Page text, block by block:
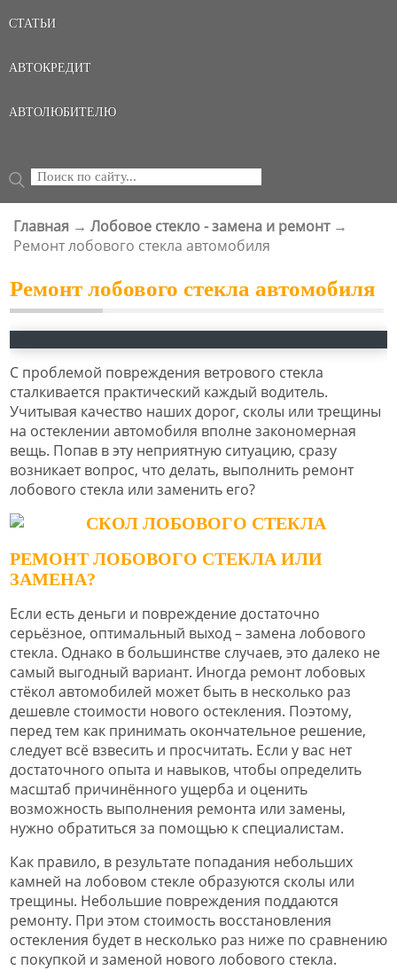
СТАТЬИ
АВТОКРЕДИТ
АВТОЛЮБИТЕЛЮ
ФОРМА ПОИСКА
Поиск
ВЫ ЗДЕСЬ
Главная → Лобовое стекло - замена и ремонт →
Ремонт лобового стекла автомобиля
Ремонт лобового стекла автомобиля
С проблемой повреждения ветрового стекла
сталкивается практический каждый водитель.
Учитывая качество наших дорог, сколы или трещины
на остеклении автомобиля вполне закономерная
вещь. Попав в эту неприятную ситуацию, сразу
возникает вопрос, что делать, выполнить ремонт
лобового стекла или заменить его?
РЕМОНТ ЛОБОВОГО СТЕКЛА ИЛИ
ЗАМЕНА?
Если есть деньги и повреждение достаточно
серьёзное, оптимальный выход – замена лобового
стекла. Однако в большинстве случаев, это далеко не
самый выгодный вариант. Иногда ремонт лобовых
стёкол автомобилей может быть в несколько раз
дешевле стоимости нового остекления. Поэтому,
перед тем как принимать окончательное решение,
следует всё взвесить и просчитать. Если у вас нет
достаточного опыта и навыков, чтобы определить
масштаб причинённого ущерба и оценить
возможность выполнения ремонта или замены,
нужно обратиться за помощью к специалистам.
Как правило, в результате попадания небольших
камней на лобовом стекле образуются сколы или
трещины. Небольшие повреждения поддаются
ремонту. При этом стоимость восстановления
остекления будет в несколько раз ниже по сравнению
с покупкой и заменой нового лобового стекла.